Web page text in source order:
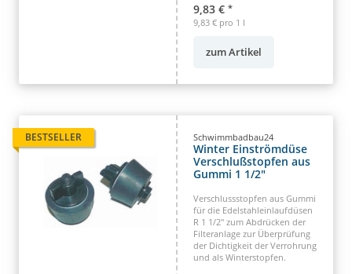
9,83 € *
9,83 € pro 1 l
zum Artikel
BESTSELLER Schwimmbadbau24
Winter Einströmdüse
Verschlußstopfen aus
Gummi 1 1/2"
Verschlussstopfen aus Gummi
für die Edelstahleinlaufdüsen
R 1 1/2" zum Abdrücken der
Filteranlage zur Überprüfung
der Dichtigkeit der Verrohrung
und als Winterstopfen.